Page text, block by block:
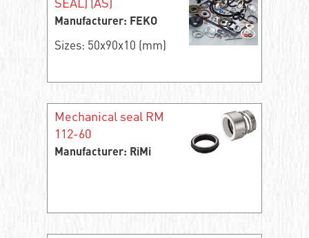
Manufacturer: FEKO
Sizes: 50x90x10 (mm)
Mechanical seal RM
112-60
Manufacturer: RiMi